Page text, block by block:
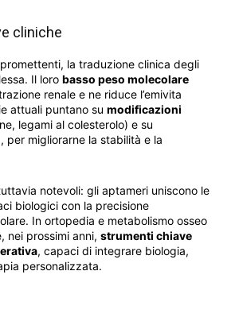
cliniche
la traduzione clinica degli
Il loro basso peso molecolare
renale e ne riduce l’emivita
attuali puntano su modificazioni
legami al colesterolo) e su
, per migliorarne la stabilità e la
notevoli: gli aptameri uniscono le
biologici con la precisione
In ortopedia e metabolismo osseo
nei prossimi anni, strumenti chiave
, capaci di integrare biologia,
personalizzata.